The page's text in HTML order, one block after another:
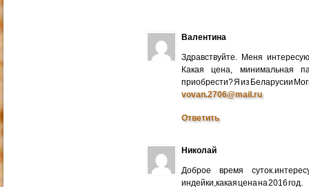
Валентина
Здравствуйте. Меня
Какая цена, минимальная
приобрести? Я из Беларусии
vovan.2706@mail.ru
Ответить
Николай
Доброе время
индейки,какая цена на 2016 год.